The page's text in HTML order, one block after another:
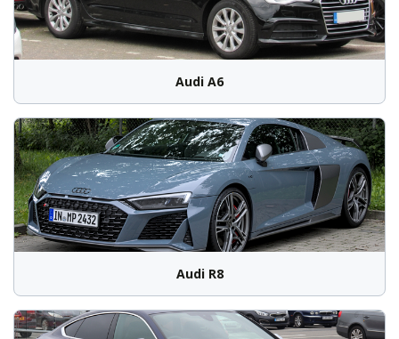
Audi A6
Audi R8